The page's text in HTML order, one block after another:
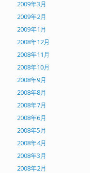
2009年3月
2009年2月
2009年1月
2008年12月
2008年11月
2008年10月
2008年9月
2008年8月
2008年7月
2008年6月
2008年5月
2008年4月
2008年3月
2008年2月